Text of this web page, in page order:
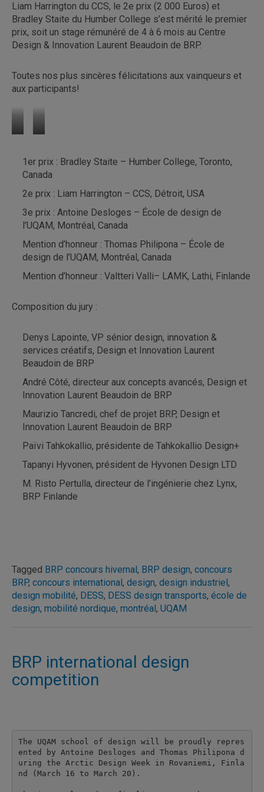
Liam Harrington du CCS, le 2e prix (2 000 Euros) et
Bradley Staite du Humber College s’est mérité le premier
prix, soit un stage rémunéré de 4 à 6 mois au Centre
Design & Innovation Laurent Beaudoin de BRP.
Toutes nos plus sincères félicitations aux vainqueurs et
aux participants!
«
Rounster
Desloges
«
»
de
1er prix : Bradley Staite – Humber College, Toronto,
Canada
2e prix : Liam Harrington – CCS, Détroit, USA
3e prix : Antoine Desloges – École de design de
l’UQAM, Montréal, Canada
Mention d’honneur : Thomas Philipona – École de
design de l’UQAM, Montréal, Canada
Mention d’honneur : Valtteri Valli– LAMK, Lathi, Finlande
Composition du jury :
Denys Lapointe, VP sénior design, innovation &
services créatifs, Design et Innovation Laurent
Beaudoin de BRP
André Côté, directeur aux concepts avancés, Design et
Innovation Laurent Beaudoin de BRP
Maurizio Tancredi, chef de projet BRP, Design et
Innovation Laurent Beaudoin de BRP
Païvi Tahkokallio, présidente de Tahkokallio Design+
Tapanyi Hyvonen, président de Hyvonen Design LTD
M. Risto Pertulla, directeur de l’ingénierie chez Lynx,
BRP Finlande
Tagged BRP concours hivernal, BRP design, concours
BRP, concours international, design, design industriel,
design mobilité, DESS, DESS design transports, école de
design, mobilité nordique, montréal, UQAM
BRP international design
competition
The UQAM school of design will be proudly repres
ented by Antoine Desloges and Thomas Philipona d
uring the Arctic Design Week in Rovaniemi, Finla
nd (March 16 to March 20).